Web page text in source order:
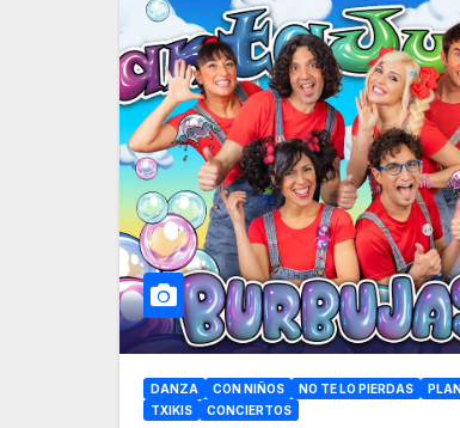
DANZA CON NIÑOS NO TE LO PIERDAS
TXIKIS
CONCIERTOS